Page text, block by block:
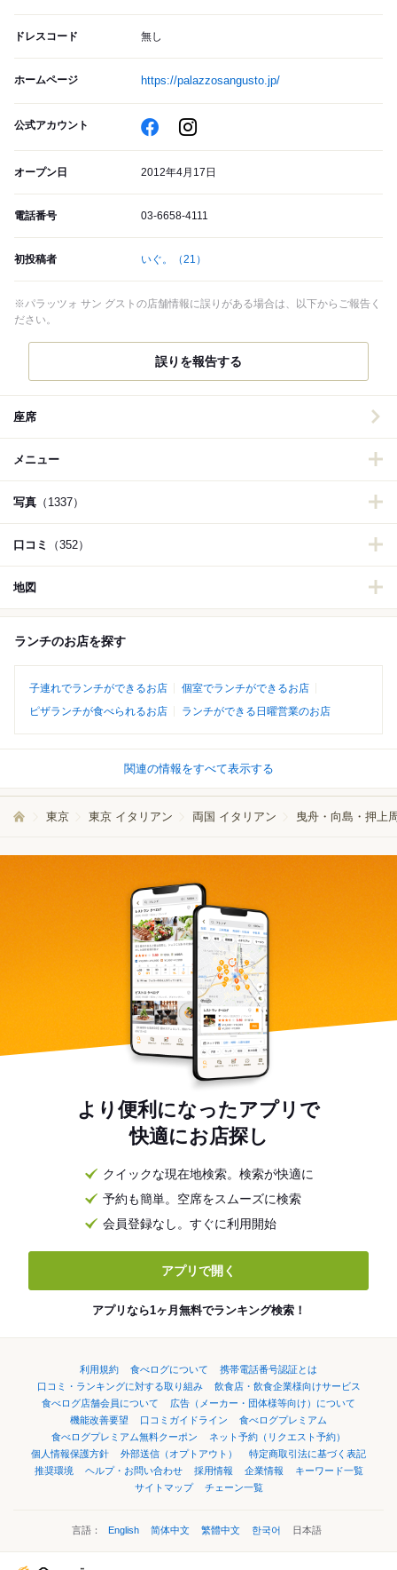
ドレスコード 無し
ホームページ https://palazzosangusto.jp/
公式アカウント
オープン日 2012年4月17日
電話番号 03-6658-4111
初投稿者 いぐ。 （21）
※パラッツォ サン グストの店舗情報に誤りがある場合は、以下からご報告く
ださい。
誤りを報告する
座席
メニュー
写真 （1337）
口コミ （352）
地図
ランチのお店を探す
子連れでランチができるお店
個室でランチができるお店
ピザランチが食べられるお店
ランチができる日曜営業のお店
関連の情報をすべて表示する
東京 東京 イタリアン 両国 イタリアン 曳舟・向島・押上
より便利になったアプリで
快適にお店探し
クイックな現在地検索。検索が快適に
予約も簡単。空席をスムーズに検索
会員登録なし。すぐに利用開始
アプリで開く
アプリなら1ヶ月無料でランキング検索！
利用規約 食べログについて
携帯電話番号認証とは
口コミ・ランキングに対する取り組み
飲食店・飲食企業様向けサービス
食べログ店舗会員について
広告（メーカー・団体様等向け）について
機能改善要望
口コミガイドライン
食べログプレミアム
食べログプレミアム無料クーポン
ネット予約（リクエスト予約）
個人情報保護方針
外部送信（オプトアウト）
特定商取引法に基づく表記
推奨環境
ヘルプ・お問い合わせ 採用情報 企業情報
キーワード一覧
サイトマップ
チェーン一覧
言語： English 简体中文 繁體中文 한국어 日本語